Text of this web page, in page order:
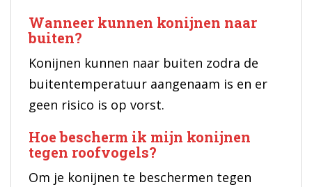
Wanneer kunnen konijnen naar
buiten?
Konijnen kunnen naar buiten zodra de
buitentemperatuur aangenaam is en er
geen risico is op vorst.
Hoe bescherm ik mijn konijnen
tegen roofvogels?
Om je konijnen te beschermen tegen